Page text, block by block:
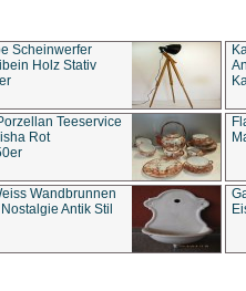
Scheinwerfer
Holz Stativ
Teeservice
Rot
Wandbrunnen
Antik Stil